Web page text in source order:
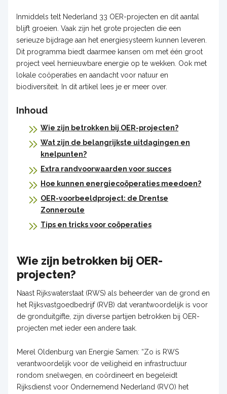
Inmiddels telt Nederland 33 OER-projecten en dit aantal
blijft groeien. Vaak zijn het grote projecten die een
serieuze bijdrage aan het energiesysteem kunnen leveren.
Dit programma biedt daarmee kansen om met één groot
project veel hernieuwbare energie op te wekken. Ook met
lokale coöperaties en aandacht voor natuur en
biodiversiteit. In dit artikel lees je er meer over.
Inhoud
Wie zijn betrokken bij OER-projecten?
Wat zijn de belangrijkste uitdagingen en
knelpunten?
Extra randvoorwaarden voor succes
Hoe kunnen energiecoöperaties meedoen?
OER-voorbeeldproject: de Drentse
Zonneroute
Tips en tricks voor coöperaties
Wie zijn betrokken bij OER-
projecten?
Naast Rijkswaterstaat (RWS) als beheerder van de grond en
het Rijksvastgoedbedrijf (RVB) dat verantwoordelijk is voor
de gronduitgifte, zijn diverse partijen betrokken bij OER-
projecten met ieder een andere taak.
Merel Oldenburg van Energie Samen: “Zo is RWS
verantwoordelijk voor de veiligheid en infrastructuur
rondom snelwegen, en coördineert en begeleidt
Rijksdienst voor Ondernemend Nederland (RVO) het